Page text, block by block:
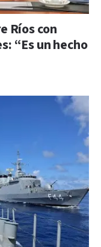
Ríos con
“Es un hecho